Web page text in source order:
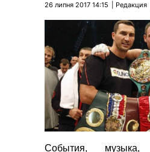
26 липня 2017 14:15 Редакция
События,